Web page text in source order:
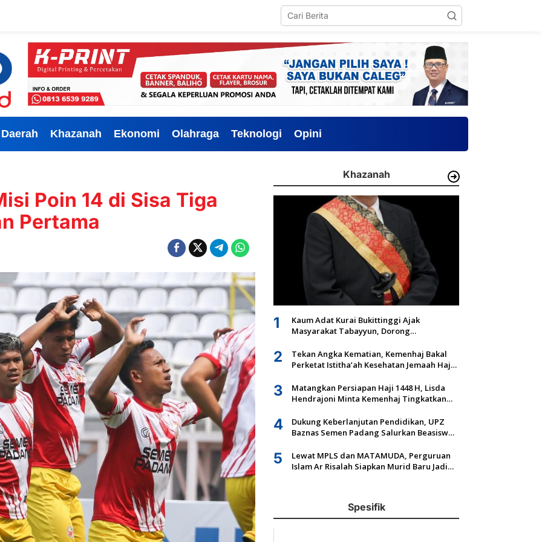
Daerah Khazanah Ekonomi Olahraga Teknologi Opini
Poin 14 di Sisa Tiga
Pertama
Khazanah
1
Kaum Adat Kurai Bukittinggi Ajak
Masyarakat Tabayyun, Dorong
Ulayat
2
Tekan Angka Kematian, Kemenhaj Bakal
Perketat Istitha’ah Kesehatan Jemaah Haji
3
Matangkan Persiapan Haji 1448 H, Lisda
Hendrajoni Minta Kemenhaj Tingkatkan
4
Dukung Keberlanjutan Pendidikan, UPZ
Baznas Semen Padang Salurkan Beasiswa
5
Lewat MPLS dan MATAMUDA, Perguruan
Islam Ar Risalah Siapkan Murid Baru Jadi
Spesifik